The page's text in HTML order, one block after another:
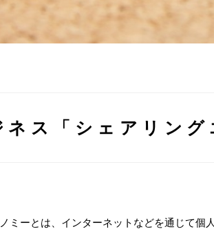
ネス「シェアリング
ミーとは、インターネットなどを通じて